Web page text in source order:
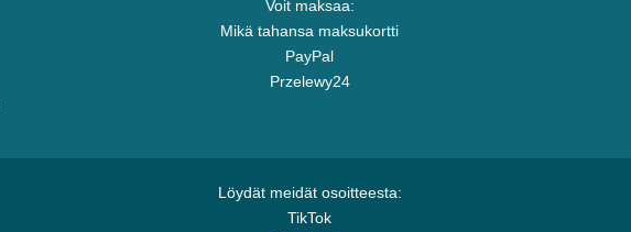
Voit maksaa:
Mikä tahansa maksukortti
PayPal
Przelewy24
Löydät meidät osoitteesta:
TikTok